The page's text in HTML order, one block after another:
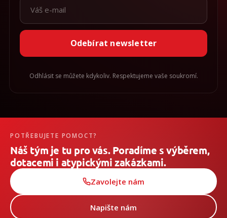
Odebírat newsletter
Odhlásit se můžete kdykoliv. Respektujeme vaše soukromí.
POTŘEBUJETE POMOCT?
Náš tým je tu pro vás. Poradíme s výběrem,
dotacemi i atypickými zakázkami.
Zavolejte nám
Napište nám